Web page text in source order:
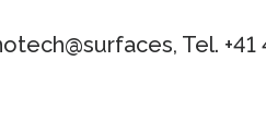
Tel.